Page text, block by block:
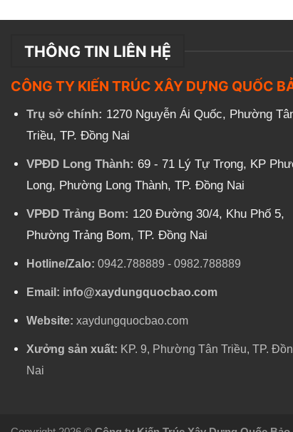
THÔNG TIN LIÊN HỆ
CÔNG TY KIẾN TRÚC XÂY DỰNG QUỐC
Trụ sở chính: 1270 Nguyễn Ái Quốc, Phường
Triều, TP. Đồng Nai
VPĐD Long Thành: 69 - 71 Lý Tự Trọng, KP
Long, Phường Long Thành, TP. Đồng Nai
VPĐD Trảng Bom: 120 Đường 30/4, Khu Phố 5,
Phường Trảng Bom, TP. Đồng Nai
Hotline/Zalo: 0942.788889 - 0982.788889
Email: info@xaydungquocbao.com
Website: xaydungquocbao.com
Xưởng sản xuất: KP. 9, Phường Tân Triều, TP.
Nai